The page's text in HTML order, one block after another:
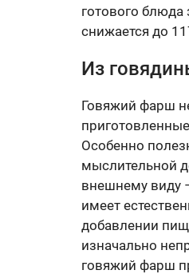
готового блюда
снижается до
Из
Говяжий фарш
Особенно
мыслительной
внешнему виду
имеет
добавлении
изначально
говяжий фарш